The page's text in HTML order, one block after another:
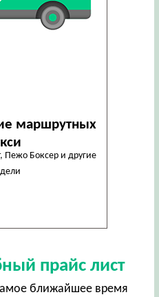
маршрутных
Пежо Боксер и другие
прайс лист
ближайшее время